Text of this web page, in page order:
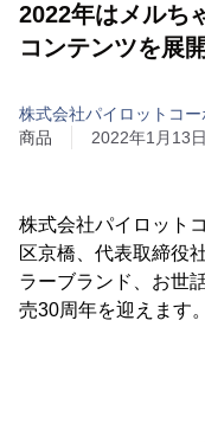
2022年はメルち
コンテンツを展
株式会社パイロットコ
商品
2022年1月13
株式会社パイロット
区京橋、代表取締役
ラーブランド、お世
売30周年を迎えます。